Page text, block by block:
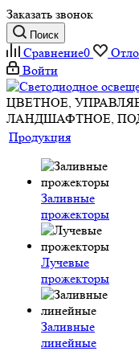
Заказать звонок
Поиск
Сравнение0
Войти
ЦВЕТНОЕ,
ЛАНДШАФТНОЕ,
Продукция
Заливные
прожекторы
Лучевые
прожекторы
Заливные
линейные